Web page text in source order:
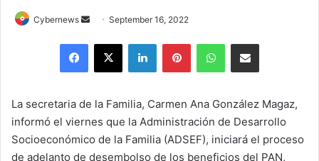
Cybernews
Send
email
September 16, 2022
Facebook
X LinkedInPinterestWhatsAppShare via Email
La secretaria de la Familia, Carmen Ana González Magaz,
informó el viernes que la Administración de Desarrollo
Socioeconómico de la Familia (ADSEF), iniciará el proceso
de adelanto de desembolso de los beneficios del PAN,